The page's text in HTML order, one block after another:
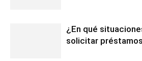
¿En qué
solicitar